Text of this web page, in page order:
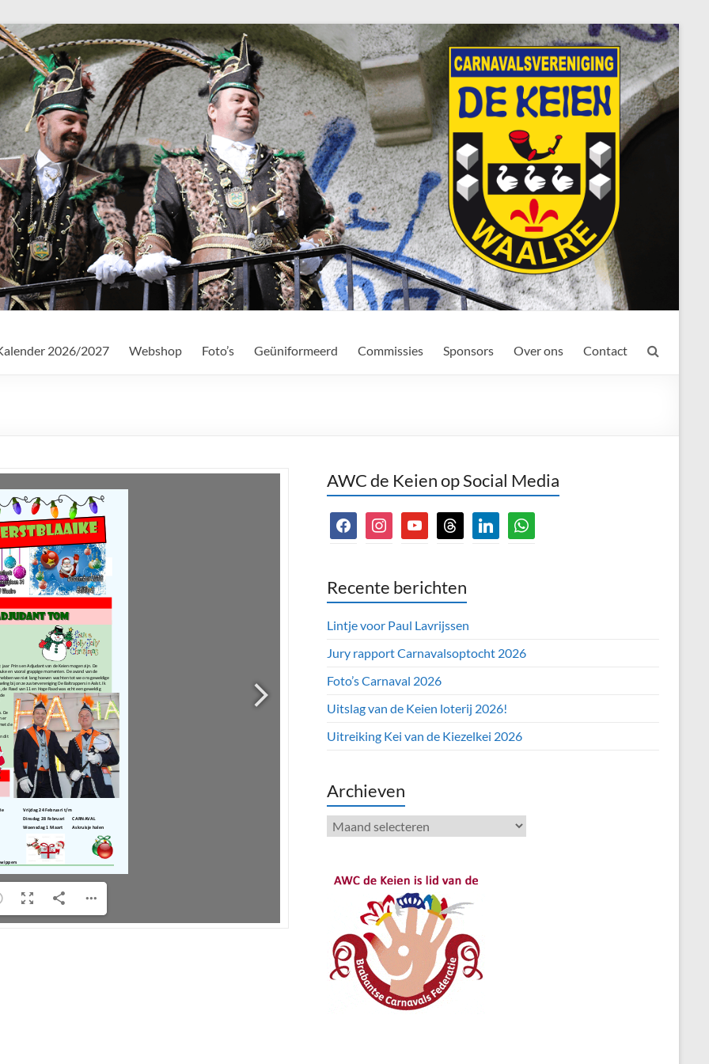
2026/2027 Webshop Foto’s Geüniformeerd Commissies Sponsors Over ons Contact
AWC de Keien op Social Media
facebookinstagramyoutubethreads linkedinwhatsapp
Recente berichten
Lintje voor Paul Lavrijssen
Jury rapport Carnavalsoptocht 2026
Foto’s Carnaval 2026
Uitslag van de Keien loterij 2026!
Uitreiking Kei van de Kiezelkei 2026
Archieven
Archieven